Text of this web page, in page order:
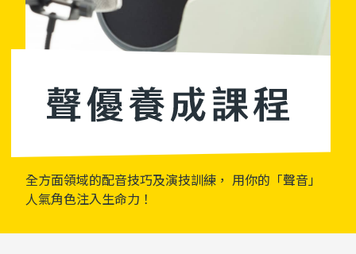
全方面領域的配音技巧及演技訓練， 用你的「聲音」
人氣角色注入生命力！